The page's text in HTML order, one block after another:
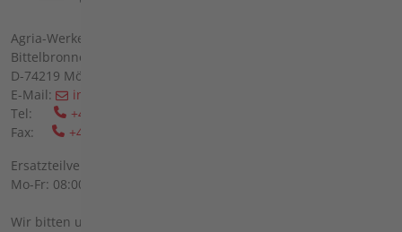
Agria-Werke GmbH
Bittelbronner Str. 42
D-74219 Möckmühl
E-Mail:
info(at)agria(dot)de
Tel:
+49 6298 39-0
Fax:
+49 6298 39-111
Ersatzteilverkauf vor Ort:
Mo-Fr: 08:00 - 12:00 Uhr und 13:00 - 16:00 Uhr
Wir bitten um telefonische Anmeldung.